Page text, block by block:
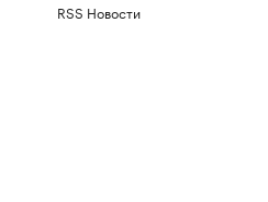
RSS Новости